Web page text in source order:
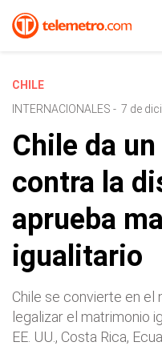
CHILE
INTERNACIONALES - 7 de
Chile da
contra la
aprueba
igualitario
Chile se convierte en el
legalizar el matrimonio
EE. UU., Costa Rica,